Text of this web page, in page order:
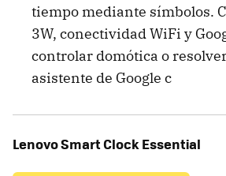
tiempo mediante símbolos.
3W, conectividad WiFi y
controlar domótica o
asistente de Google c
Lenovo Smart Clock Essential